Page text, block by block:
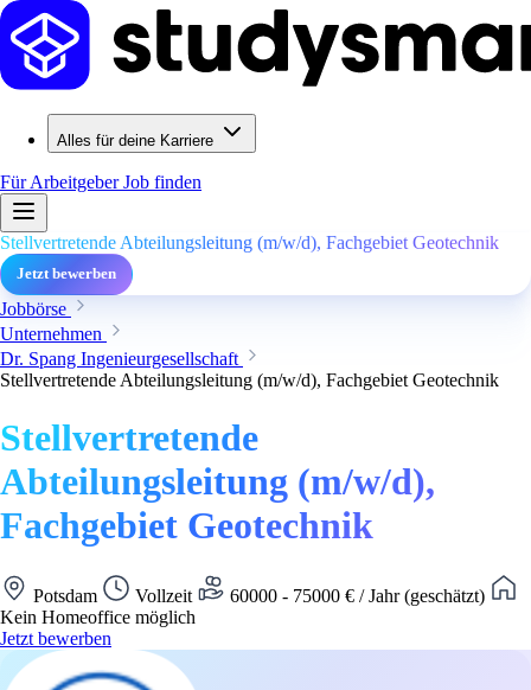
Alles für deine Karriere
Für ArbeitgeberJob finden
Stellvertretende Abteilungsleitung (m/w/d), Fachgebiet Geotechnik
Jetzt bewerben
Jobbörse
Unternehmen
Dr. Spang Ingenieurgesellschaft
Stellvertretende Abteilungsleitung (m/w/d), Fachgebiet Geotechnik
Stellvertretende
Abteilungsleitung (m/w/d),
Fachgebiet Geotechnik
Potsdam Vollzeit
60000 - 75000 € / Jahr (geschätzt)
Kein Homeoffice möglich
Jetzt bewerben